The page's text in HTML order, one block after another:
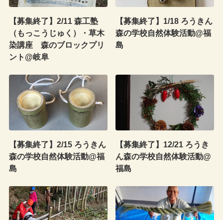
【募集終了】2/11 森工塾
（もっこうじゅく）・草木
染講座 森のブロックプリ
ント@岐阜
【募集終了】1/18 ろうきん
森の学校自然体験活動@福
島
【募集終了】2/15 ろうきん
森の学校自然体験活動@福
島
【募集終了】12/21 ろうき
ん森の学校自然体験活動@
福島